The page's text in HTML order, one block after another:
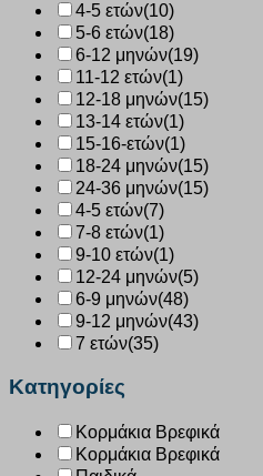
4-5 ετών(10)
5-6 ετών(18)
6-12 μηνών(19)
11-12 ετών(1)
12-18 μηνών(15)
13-14 ετών(1)
15-16-ετών(1)
18-24 μηνών(15)
24-36 μηνών(15)
4-5 ετών(7)
7-8 ετών(1)
9-10 ετών(1)
12-24 μηνών(5)
6-9 μηνών(48)
9-12 μηνών(43)
7 ετών(35)
Κατηγορίες
Κορμάκια Βρεφικά
Κορμάκια Βρεφικά